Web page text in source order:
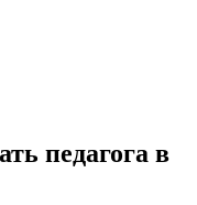
педагога в